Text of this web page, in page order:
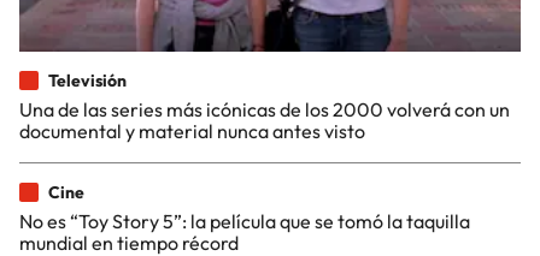
Televisión
Una de las series más icónicas de los 2000 volverá con un
documental y material nunca antes visto
Cine
No es “Toy Story 5”: la película que se tomó la taquilla
mundial en tiempo récord